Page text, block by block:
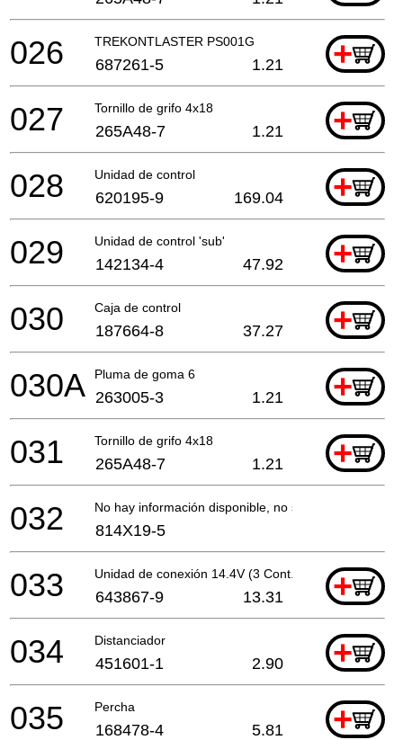
TREKONTLASTER PS001G +
026 687261-5 1.21
Tornillo de grifo 4x18 +
027 265A48-7 1.21
Unidad de control +
028 620195-9 169.04
Unidad de control 'sub' +
029 142134-4 47.92
Caja de control +
030 187664-8 37.27
Pluma de goma 6 +
030A 263005-3 1.21
Tornillo de grifo 4x18 +
031 265A48-7 1.21
No hay información disponible, no se puede pedir
032 814X19-5
Unidad de conexión 14.4V (3 Cont.) +
033 643867-9 13.31
Distanciador +
034 451601-1 2.90
Percha +
035 168478-4 5.81